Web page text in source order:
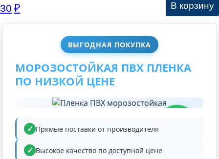
ВЫГОДНАЯ ПОКУПКА
МОРОЗОСТОЙКАЯ ПВХ ПЛЕНКА
ПО НИЗКОЙ ЦЕНЕ
Прямые поставки от производителя
Высокое качество по доступной цене
30 ₽ В корзину